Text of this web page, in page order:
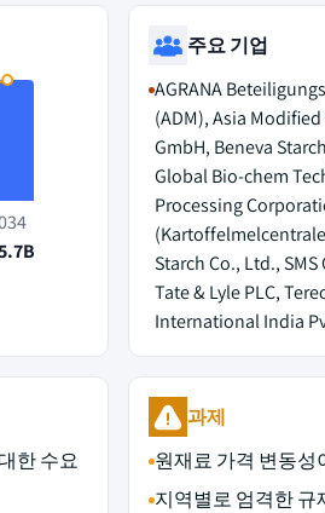
주요 기업
AGRANA
(ADM), Asia
GmbH, Beneva
Global Bio-chem
Processing
Starch Co., Ltd.,
Tate & Lyle PLC,
International India
한 수요
과제
원재료 가격 변동성
지역별로 엄격한 규